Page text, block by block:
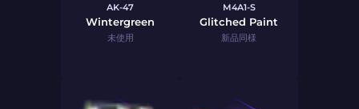
AK-47
Wintergreen
未使用
M4A1-S
Glitched Paint
新品同様